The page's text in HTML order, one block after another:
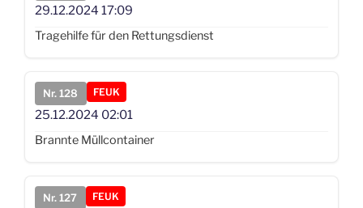
29.12.2024 17:09
Tragehilfe für den Rettungsdienst
Nr. 128 FEUK
25.12.2024 02:01
Brannte Müllcontainer
Nr. 127 FEUK